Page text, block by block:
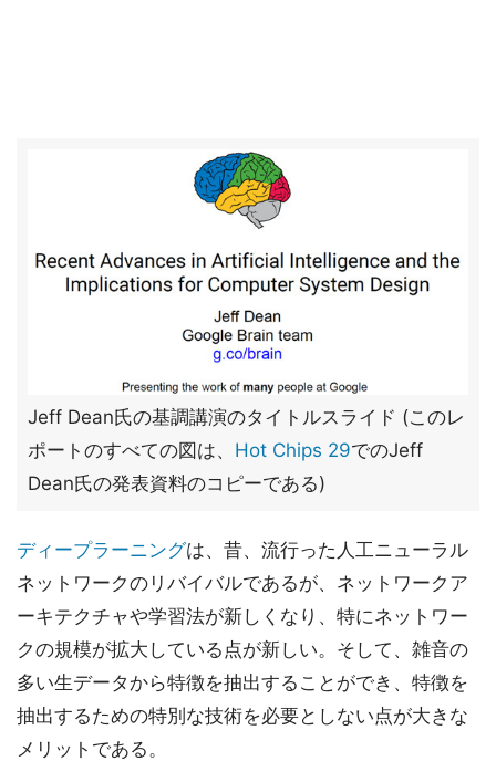
Jeff Dean氏の基調講演のタイトルスライド (このレ
ポートのすべての図は、 Hot Chips 29でのJeff
Dean氏の発表資料のコピーである)
ディープラーニングは、昔、流行った人工ニューラル
ネットワークのリバイバルであるが、ネットワークア
ーキテクチャや学習法が新しくなり、特にネットワー
クの規模が拡大している点が新しい。そして、雑音の
多い生データから特徴を抽出することができ、特徴を
抽出するための特別な技術を必要としない点が大きな
メリットである。